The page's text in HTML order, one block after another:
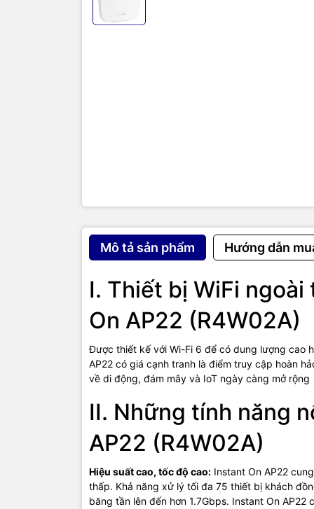
Mô tả sản phẩm Hướng dẫn
I. Thiết bị WiFi
On AP22 (R4W02A)
Được thiết kế với Wi-Fi 6 để có dung lượng cao
AP22 có giá cạnh tranh là điểm truy cập hoàn
về di động, đám mây và IoT ngày càng mở rộng
II. Những tính năng
AP22 (R4W02A)
Hiệu suất cao, tốc độ cao: Instant On AP22
thấp. Khả năng xử lý tối đa 75 thiết bị khách
băng tần lên đến hơn 1.7Gbps. Instant On
Hiệu suất
trễ thấp.
hai băng
các
Tương
các phiên
Tăng
amplitude
bản 256-
Công
Công
ACC
Advanced
mạng 3G/
Có số
gigabit.
Thiết bị hỗ
III.
Product
Product